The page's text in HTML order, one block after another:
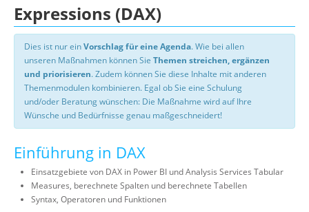
Expressions (DAX)
Dies ist nur einVorschlag für eine Agenda. Wie bei allen
unseren Maßnahmen können Sie Themen streichen, ergänzen
und priorisieren. Zudem können Sie diese Inhalte mit anderen
Themenmodulen kombinieren. Egal ob Sie eine Schulung
und/oder Beratung wünschen: Die Maßnahme wird auf Ihre
Wünsche und Bedürfnisse genau maßgeschneidert!
Einführung in DAX
Einsatzgebiete von DAX in Power BI und Analysis Services Tabular
Measures, berechnete Spalten und berechnete Tabellen
Syntax, Operatoren und Funktionen